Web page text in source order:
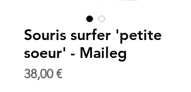
Souris surfer 'petite
soeur' - Maileg
38,00 €Prix